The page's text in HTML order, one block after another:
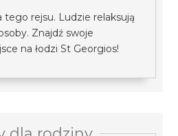
tego rejsu. Ludzie relaksują
Znajdź swoje
na łodzi St Georgios!